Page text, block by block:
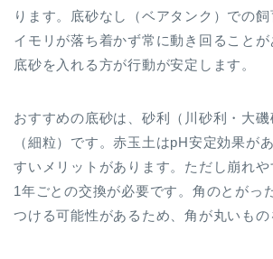
ります。底砂なし（ベアタンク）での飼
イモリが落ち着かず常に動き回ること
底砂を入れる方が行動が安定します。
おすすめの底砂は、砂利（川砂利・大
（細粒）です。赤玉土はpH安定効果が
すいメリットがあります。ただし崩れ
1年ごとの交換が必要です。角のとがっ
つける可能性があるため、角が丸いもの